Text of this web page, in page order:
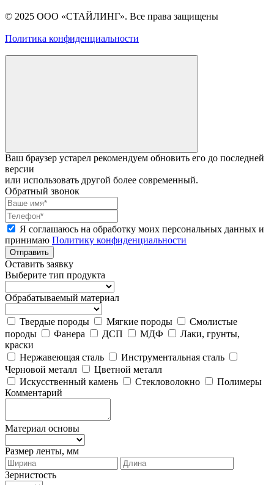
© 2025 ООО «СТАЙЛИНГ». Все права защищены
Политика конфиденциальности
Ваш браузер устарел рекомендуем обновить его до последней
версии
или использовать другой более современный.
Обратный звонок
Я соглашаюсь на обработку моих персональных данных и
принимаю Политику конфиденциальности
Отправить
Оставить заявку
Выберите тип продукта
Обрабатываемый материал
Твердые породы Мягкие породы
Смолистые
породы
Фанера ДСП МДФ
Лаки, грунты,
краски
Нержавеющая сталь
Инструментальная сталь
Черновой металл
Цветной металл
Искусственный камень
Стекловолокно
Полимеры
Комментарий
Материал основы
Размер ленты, мм
Зернистость